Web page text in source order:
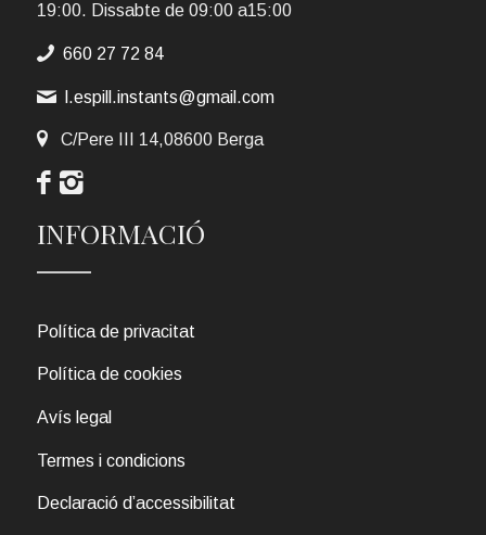
19:00. Dissabte de 09:00 a15:00
660 27 72 84
l.espill.instants@gmail.com
C/Pere III 14,08600 Berga
INFORMACIÓ
Política de privacitat
Política de cookies
Avís legal
Termes i condicions
Declaració d’accessibilitat